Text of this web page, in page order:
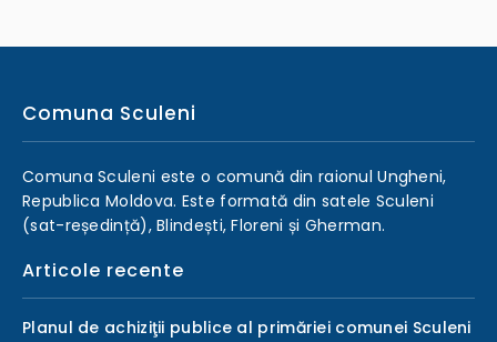
Comuna Sculeni
Comuna Sculeni este o comună din raionul Ungheni,
Republica Moldova. Este formată din satele Sculeni
(sat-reședință), Blindești, Floreni și Gherman.
Articole recente
Planul de achiziţii publice al primăriei comunei Sculeni